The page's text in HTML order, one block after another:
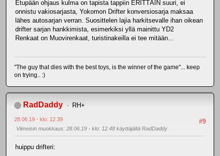
Etupään ohjaus kulma on tapista tappiin ERITTÄIN suuri, ei
onnistu vakiosarjasta, Yokomon Drifter konversiosarja maksaa
lähes autosarjan verran. Suosittelen lajia harkitsevalle ihan oikean
drifter sarjan hankkimista, esimerkiksi yllä mainittu YD2
Renkaat on Muovirenkaat, turistinakeilla ei tee mitään...
"The guy that dies with the best toys, is the winner of the game"... keep
on trying.. :)
RadDaddy RH+
#9
28.06.19 - klo: 12.39
Viimeisin muokkaus: 28.06.19 - klo: 12.48 käyttäjältä RadDaddy
huippu drifteri: